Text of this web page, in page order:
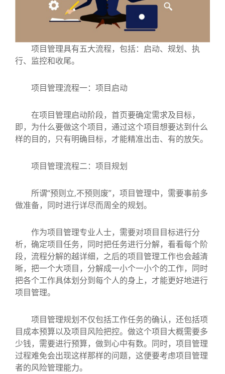
项目管理具有五大流程，包括：启动、规划、执
行、监控和收尾。
项目管理流程一：项目启动
在项目管理启动阶段，首页要确定需求及目标，
即，为什么要做这个项目，通过这个项目想要达到什么
样的目的，只有明确目标，才能精准出击、有的放矢。
项目管理流程二：项目规划
所谓“预则立,不预则废”，项目管理中，需要事前多
做准备，同时进行详尽而周全的规划。
作为项目管理专业人士，需要对项目目标进行分
析，确定项目任务，同时把任务进行分解，看看每个阶
段，流程分解的越详细，之后的项目管理工作也会越清
晰，把一个大项目，分解成一小个一小个的工作，同时
把各个工作具体划分到每个人的身上，才能更好地进行
项目管理。
项目管理规划不仅包括工作任务的确认，还包括项
目成本预算以及项目风险把控。做这个项目大概需要多
少钱，需要进行预算，做到心中有数。同时，项目管理
过程难免会出现这样那样的问题，这便要考虑项目管理
者的风险管理能力。